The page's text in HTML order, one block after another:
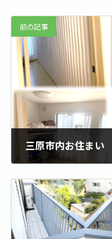
前の記事
三原市内お住まい